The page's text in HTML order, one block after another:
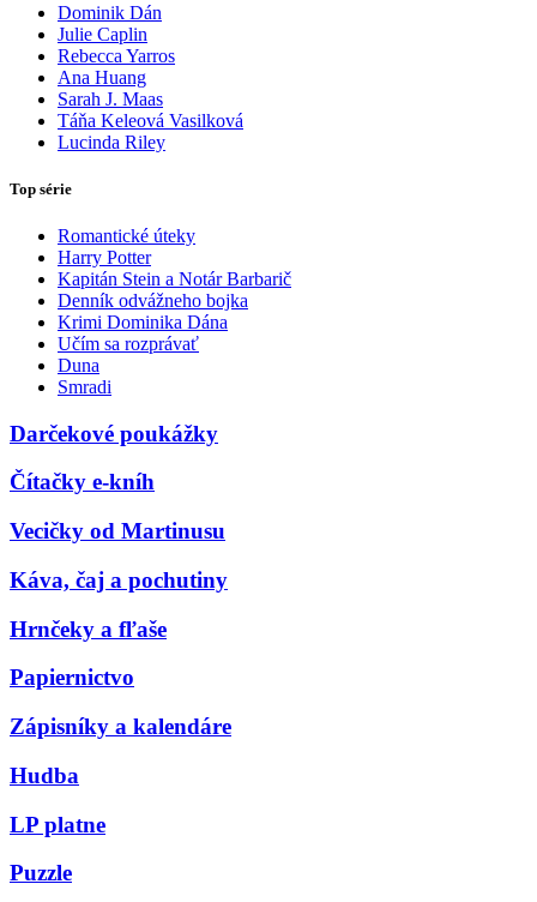
Dominik Dán
Julie Caplin
Rebecca Yarros
Ana Huang
Sarah J. Maas
Táňa Keleová Vasilková
Lucinda Riley
Top série
Romantické úteky
Harry Potter
Kapitán Stein a Notár Barbarič
Denník odvážneho bojka
Krimi Dominika Dána
Učím sa rozprávať
Duna
Smradi
Darčekové poukážky
Čítačky e-kníh
Vecičky od Martinusu
Káva, čaj a pochutiny
Hrnčeky a fľaše
Papiernictvo
Zápisníky a kalendáre
Hudba
LP platne
Puzzle